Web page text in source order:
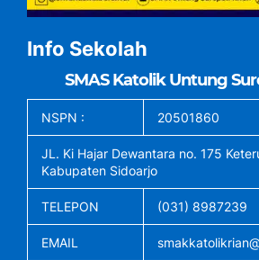
Info Sekolah
SMAS Katolik Untung
NSPN : 20501860
JL. Ki Hajar Dewantara no. 175
Kabupaten Sidoarjo
TELEPON (031) 8987239
EMAIL